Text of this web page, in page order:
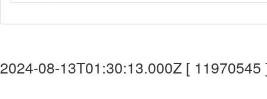
2024-08-13T01:30:13.000Z [ 11970545